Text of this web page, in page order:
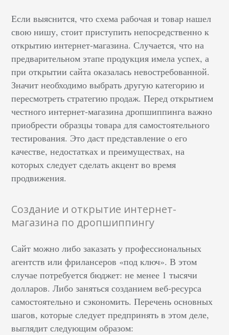
Если выяснится, что схема рабочая и товар нашел
свою нишу, стоит приступить непосредственно к
открытию интернет-магазина. Случается, что на
предварительном этапе продукция имела успех, а
при открытии сайта оказалась невостребованной.
Значит необходимо выбрать другую категорию и
пересмотреть стратегию продаж. Перед открытием
честного интернет-магазина дропшиппинга важно
приобрести образцы товара для самостоятельного
тестирования. Это даст представление о его
качестве, недостатках и преимуществах, на
которых следует сделать акцент во время
продвижения.
Создание и открытие интернет-
магазина по дропшиппингу
Сайт можно либо заказать у профессиональных
агентств или фрилансеров «под ключ». В этом
случае потребуется бюджет: не менее 1 тысячи
долларов. Либо заняться созданием веб-ресурса
самостоятельно и сэкономить. Перечень основных
шагов, которые следует предпринять в этом деле,
выглядит следующим образом: